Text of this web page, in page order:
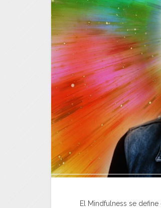
El Mindfulness se